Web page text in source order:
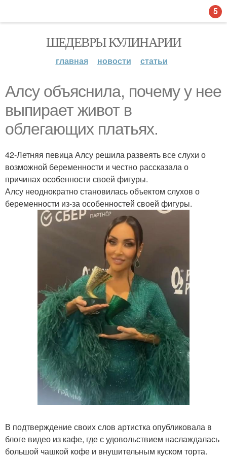
ШЕДЕВРЫ КУЛИНАРИИ
главная новости статьи
Алсу объяснила, почему у нее
выпирает живот в
облегающих платьях.
42-Летняя певица Алсу решила развеять все слухи о
возможной беременности и честно рассказала о
причинах особенности своей фигуры.
Алсу неоднократно становилась объектом слухов о
беременности из-за особенностей своей фигуры.
В подтверждение своих слов артистка опубликовала в
блоге видео из кафе, где с удовольствием наслаждалась
большой чашкой кофе и внушительным куском торта.
5